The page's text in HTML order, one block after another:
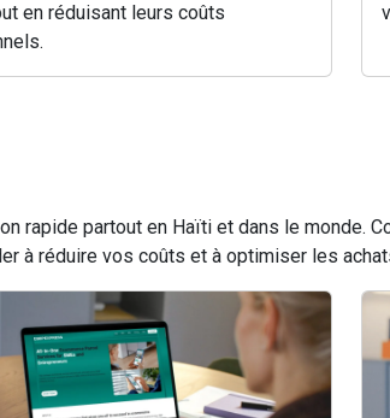
en réduisant leurs coûts
rapide partout en Haïti et dans le monde.
à réduire vos coûts et à optimiser les